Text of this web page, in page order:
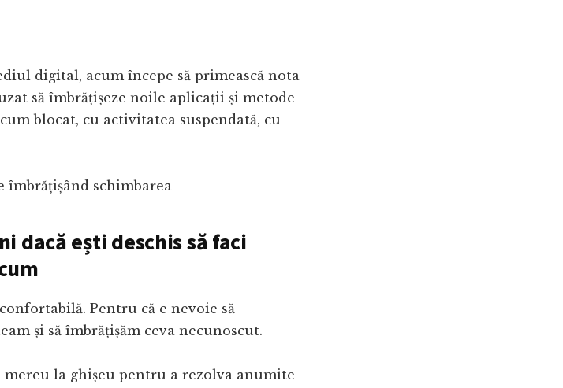
digital, acum începe să primească nota
să îmbrățișeze noile aplicații și metode
blocat, cu activitatea suspendată, cu
îmbrățișând schimbarea
dacă ești deschis să faci
Pentru că e nevoie să
și să îmbrățișăm ceva necunoscut.
la ghișeu pentru a rezolva anumite